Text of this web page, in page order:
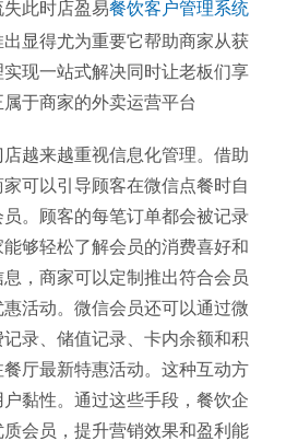
此时店盈易餐饮客户管理系统
显得尤为重要它帮助商家从获
现一站式解决同时让老板们享
于商家的外卖运营平台
越来越重视信息化管理。借助
可以引导顾客在微信点餐时自
。顾客的每笔订单都会被记录
够轻松了解会员的消费喜好和
，商家可以定制推出符合会员
活动。微信会员还可以通过微
录、储值记录、卡内余额和积
厅最新特惠活动。这种互动方
黏性。通过这些手段，餐饮企
会员，提升营销效果和盈利能